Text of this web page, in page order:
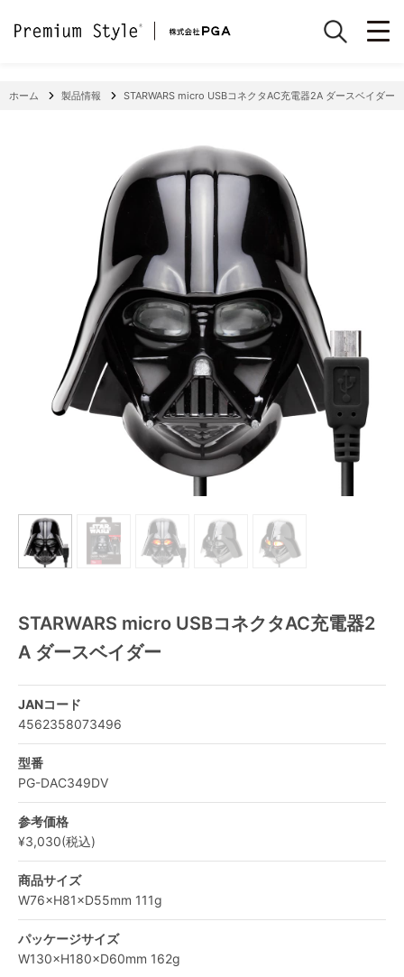
ホーム 製品情報 STARWARS micro USBコネクタAC充電器2A ダースベイダー
STARWARS micro USBコネクタAC充電器2
A ダースベイダー
JANコード
4562358073496
型番
PG-DAC349DV
参考価格
¥3,030(税込)
商品サイズ
W76×H81×D55mm 111g
パッケージサイズ
W130×H180×D60mm 162g